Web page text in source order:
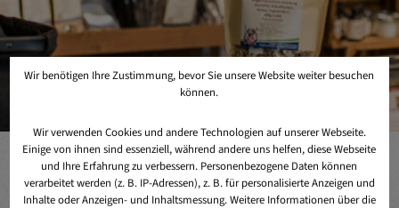
Wir benötigen Ihre Zustimmung, bevor Sie unsere Website weiter besuchen
können.
Wir verwenden Cookies und andere Technologien auf unserer Webseite.
Einige von ihnen sind essenziell, während andere uns helfen, diese Webseite
und Ihre Erfahrung zu verbessern. Personenbezogene Daten können
verarbeitet werden (z. B. IP-Adressen), z. B. für personalisierte Anzeigen und
Inhalte oder Anzeigen- und Inhaltsmessung. Weitere Informationen über die